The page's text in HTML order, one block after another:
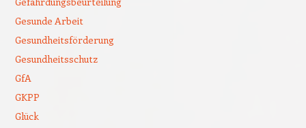
Gesunde Arbeit
Gesundheitsförderung
Gesundheitsschutz
GfA
GKPP
Glück